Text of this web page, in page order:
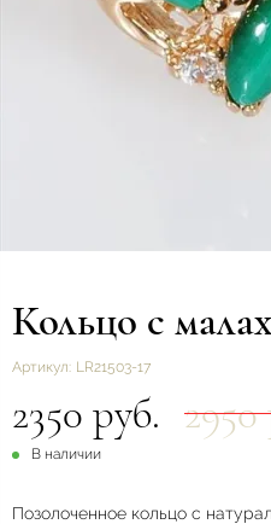
Кольцо с
Артикул: LR21503-17
2350 руб. 2950
В наличии
Позолоченное кольцо с